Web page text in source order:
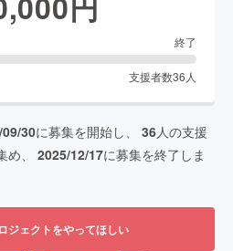
終了
支援者数36 人
30に募集を開始し、 36人の支援
め、 2025/12/17に募集を終了しま
ジェクトをやってほしい